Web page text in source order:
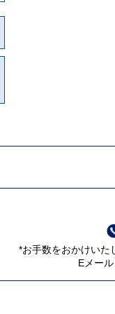
*お手数をおかけいた
Eメール